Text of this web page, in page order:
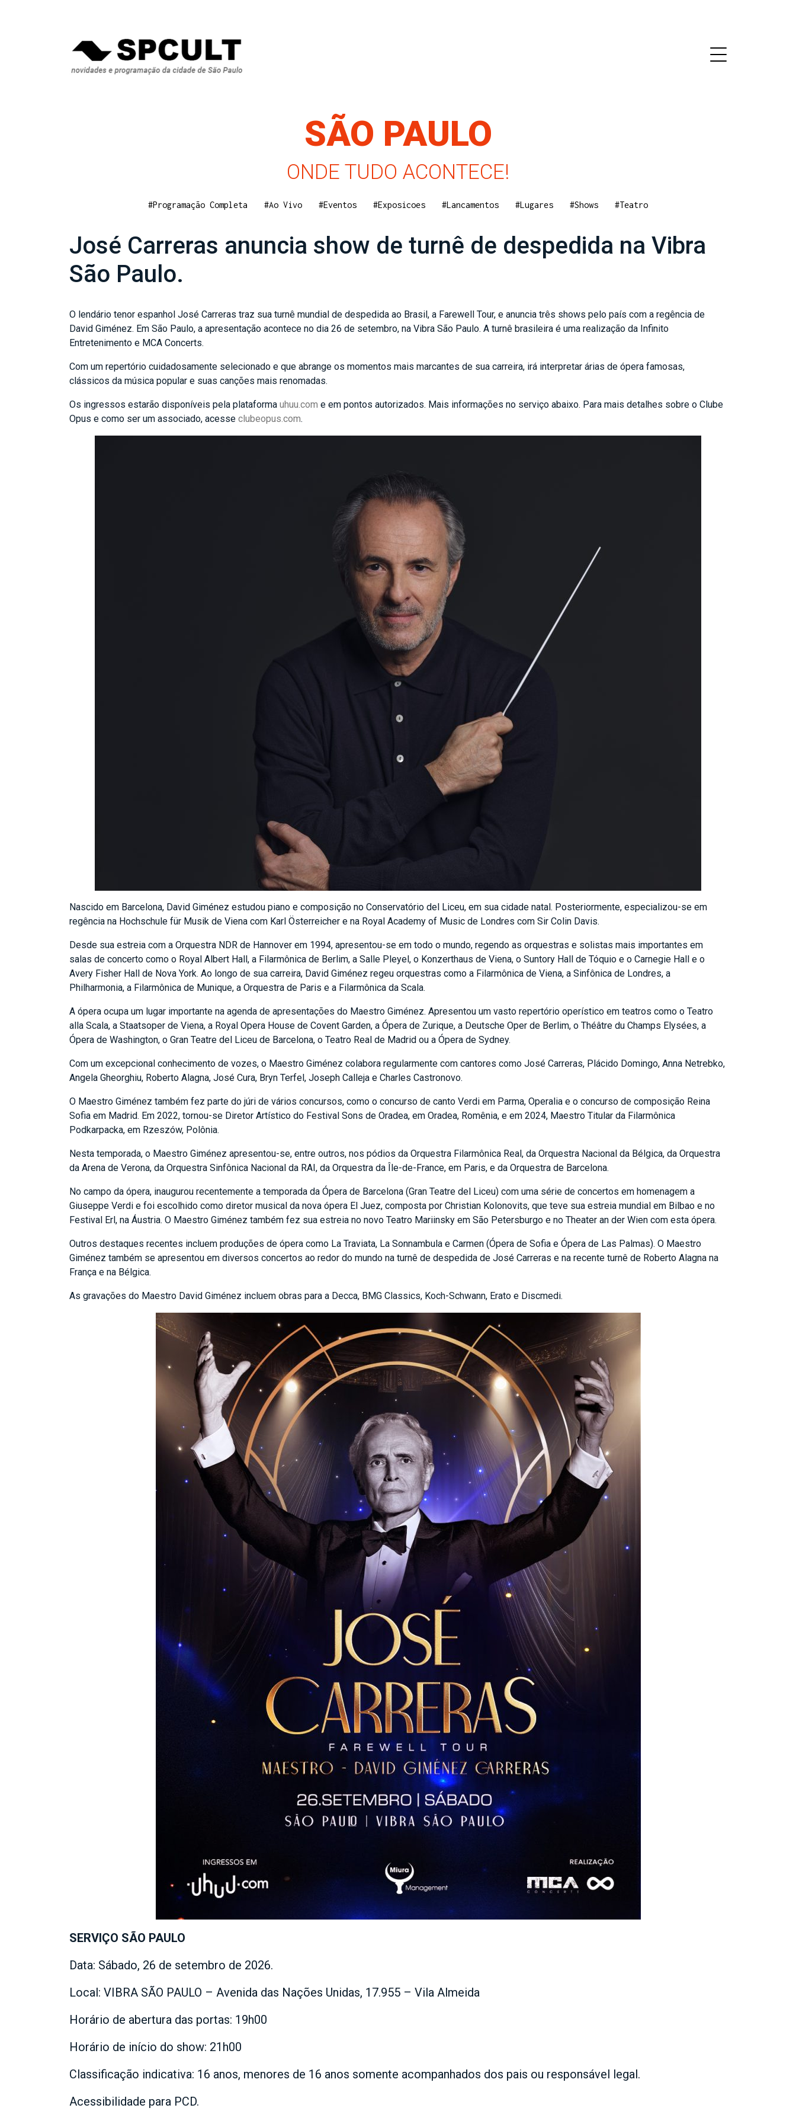
SÃO PAULO
ONDE TUDO ACONTECE!
#Programação Completa #Ao Vivo #Eventos #Exposicoes #Lancamentos #Lugares #Shows #Teatro
José Carreras anuncia show de turnê de despedida na Vibra
São Paulo.
O lendário tenor espanhol José Carreras traz sua turnê mundial de despedida ao Brasil, a Farewell Tour, e anuncia três shows pelo país com a regência de
David Giménez. Em São Paulo, a apresentação acontece no dia 26 de setembro, na Vibra São Paulo. A turnê brasileira é uma realização da Infinito
Entretenimento e MCA Concerts.
Com um repertório cuidadosamente selecionado e que abrange os momentos mais marcantes de sua carreira, irá interpretar árias de ópera famosas,
clássicos da música popular e suas canções mais renomadas.
Os ingressos estarão disponíveis pela plataforma uhuu.com e em pontos autorizados. Mais informações no serviço abaixo. Para mais detalhes sobre o Clube
Opus e como ser um associado, acesse clubeopus.com.
Nascido em Barcelona, David Giménez estudou piano e composição no Conservatório del Liceu, em sua cidade natal. Posteriormente, especializou-se em
regência na Hochschule für Musik de Viena com Karl Österreicher e na Royal Academy of Music de Londres com Sir Colin Davis.
Desde sua estreia com a Orquestra NDR de Hannover em 1994, apresentou-se em todo o mundo, regendo as orquestras e solistas mais importantes em
salas de concerto como o Royal Albert Hall, a Filarmônica de Berlim, a Salle Pleyel, o Konzerthaus de Viena, o Suntory Hall de Tóquio e o Carnegie Hall e o
Avery Fisher Hall de Nova York. Ao longo de sua carreira, David Giménez regeu orquestras como a Filarmônica de Viena, a Sinfônica de Londres, a
Philharmonia, a Filarmônica de Munique, a Orquestra de Paris e a Filarmônica da Scala.
A ópera ocupa um lugar importante na agenda de apresentações do Maestro Giménez. Apresentou um vasto repertório operístico em teatros como o Teatro
alla Scala, a Staatsoper de Viena, a Royal Opera House de Covent Garden, a Ópera de Zurique, a Deutsche Oper de Berlim, o Théâtre du Champs Elysées, a
Ópera de Washington, o Gran Teatre del Liceu de Barcelona, o Teatro Real de Madrid ou a Ópera de Sydney.
Com um excepcional conhecimento de vozes, o Maestro Giménez colabora regularmente com cantores como José Carreras, Plácido Domingo, Anna Netrebko,
Angela Gheorghiu, Roberto Alagna, José Cura, Bryn Terfel, Joseph Calleja e Charles Castronovo.
O Maestro Giménez também fez parte do júri de vários concursos, como o concurso de canto Verdi em Parma, Operalia e o concurso de composição Reina
Sofia em Madrid. Em 2022, tornou-se Diretor Artístico do Festival Sons de Oradea, em Oradea, Romênia, e em 2024, Maestro Titular da Filarmônica
Podkarpacka, em Rzeszów, Polônia.
Nesta temporada, o Maestro Giménez apresentou-se, entre outros, nos pódios da Orquestra Filarmônica Real, da Orquestra Nacional da Bélgica, da Orquestra
da Arena de Verona, da Orquestra Sinfônica Nacional da RAI, da Orquestra da Île-de-France, em Paris, e da Orquestra de Barcelona.
No campo da ópera, inaugurou recentemente a temporada da Ópera de Barcelona (Gran Teatre del Liceu) com uma série de concertos em homenagem a
Giuseppe Verdi e foi escolhido como diretor musical da nova ópera El Juez, composta por Christian Kolonovits, que teve sua estreia mundial em Bilbao e no
Festival Erl, na Áustria. O Maestro Giménez também fez sua estreia no novo Teatro Mariinsky em São Petersburgo e no Theater an der Wien com esta ópera.
Outros destaques recentes incluem produções de ópera como La Traviata, La Sonnambula e Carmen (Ópera de Sofia e Ópera de Las Palmas). O Maestro
Giménez também se apresentou em diversos concertos ao redor do mundo na turnê de despedida de José Carreras e na recente turnê de Roberto Alagna na
França e na Bélgica.
As gravações do Maestro David Giménez incluem obras para a Decca, BMG Classics, Koch-Schwann, Erato e Discmedi.
SERVIÇO SÃO PAULO
Data: Sábado, 26 de setembro de 2026.
Local: VIBRA SÃO PAULO – Avenida das Nações Unidas, 17.955 – Vila Almeida
Horário de abertura das portas: 19h00
Horário de início do show: 21h00
Classificação indicativa: 16 anos, menores de 16 anos somente acompanhados dos pais ou responsável legal.
Acessibilidade para PCD.